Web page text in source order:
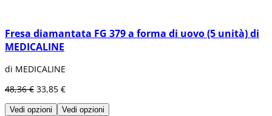
Fresa diamantata FG 379 a forma di uovo (5 unità) di
MEDICALINE
di MEDICALINE
48,36 € 33,85 €
Vedi opzioni Vedi opzioni